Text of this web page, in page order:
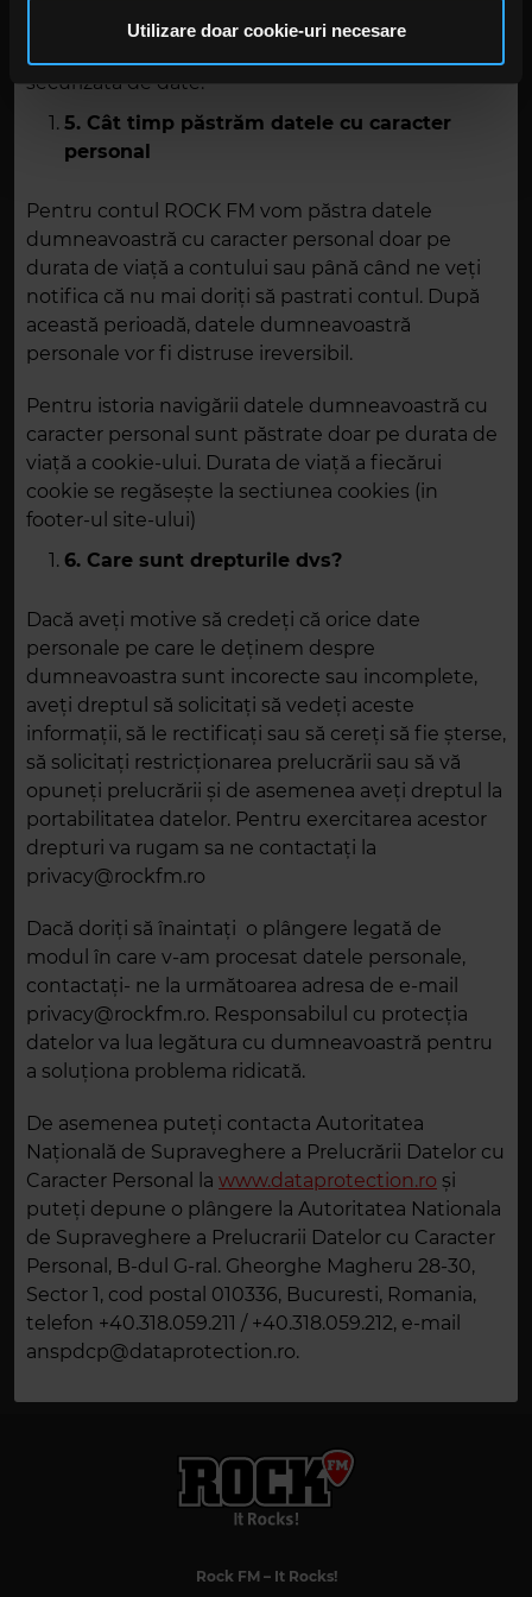
pot combina cu alte informații oferite de dvs. sau culese
în urma folosirii serviciilor lor. În cazul în care alegeți să
continuați să utilizați website-ul nostru, sunteți de acord
cu utilizarea modulelor noastre cookie.
Utilizare doar cookie-uri necesare
Datele dumneavoastra personale pentru contul
securizata de date.
5. Cât timp păstrăm datele cu caracter
personal
Pentru contul ROCK FM vom păstra datele
dumneavoastră cu caracter personal doar pe
durata de viață a contului sau până când ne veți
notifica că nu mai doriți să pastrati contul. După
această perioadă, datele dumneavoastră
personale vor fi distruse ireversibil.
Pentru istoria navigării datele dumneavoastră cu
caracter personal sunt păstrate doar pe durata de
viață a cookie-ului. Durata de viață a fiecărui
cookie se regăsește la sectiunea cookies (in
footer-ul site-ului)
6. Care sunt drepturile dvs?
Dacă aveți motive să credeți că orice date
personale pe care le deținem despre
dumneavoastra sunt incorecte sau incomplete,
aveți dreptul să solicitați să vedeți aceste
informații, să le rectificați sau să cereți să fie șterse,
să solicitați restricționarea prelucrării sau să vă
opuneți prelucrării și de asemenea aveți dreptul la
portabilitatea datelor. Pentru exercitarea acestor
drepturi va rugam sa ne contactați la
privacy@rockfm.ro
Dacă doriți să înaintați o plângere legată de
modul în care v-am procesat datele personale,
contactați- ne la următoarea adresa de e-mail
privacy@rockfm.ro. Responsabilul cu protecția
datelor va lua legătura cu dumneavoastră pentru
a soluționa problema ridicată.
De asemenea puteți contacta Autoritatea
Națională de Supraveghere a Prelucrării Datelor cu
Caracter Personal la www.dataprotection.ro și
puteți depune o plângere la Autoritatea Nationala
de Supraveghere a Prelucrarii Datelor cu Caracter
Personal, B-dul G-ral. Gheorghe Magheru 28-30,
Sector 1, cod postal 010336, Bucuresti, Romania,
telefon +40.318.059.211 / +40.318.059.212, e-mail
anspdcp@dataprotection.ro.
Rock FM– It Rocks!